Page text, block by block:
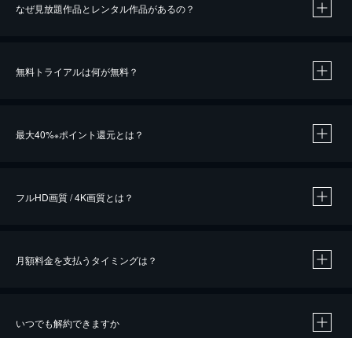
なぜ見放題作品とレンタル作品があるの？
無料トライアルは何が無料？
最大40%※ポイント還元とは？
※40％ポイント還元の対象は、クレジットカード決済による作品の購入 / レンタルです。
フルHD画質 / 4K画質とは？
月額料金を支払うタイミングは？
いつでも解約できますか